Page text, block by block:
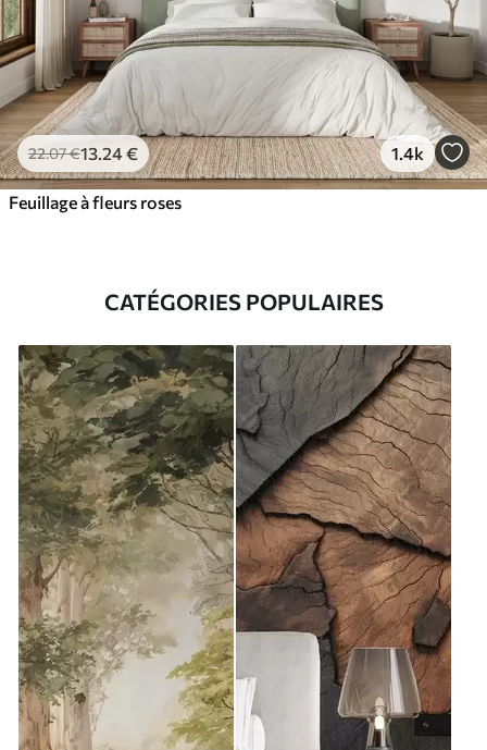
22.07€13 .24€ 1.4k
Feuillage à fleurs roses
CATÉGORIES POPULAIRES